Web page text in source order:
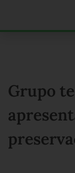
Grupo